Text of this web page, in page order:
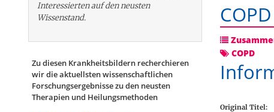
Interessierten auf den neusten
Wissenstand.
Zu diesen Krankheitsbildern recherchieren
wir die aktuellsten wissenschaftlichen
Forschungs­ergebnisse zu den neusten
Therapien und Heilungsmethoden
COPD
COPD
Original Titel: